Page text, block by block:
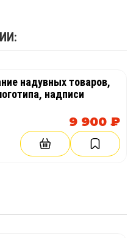
надувных товаров,
надписи
9 900 ₽